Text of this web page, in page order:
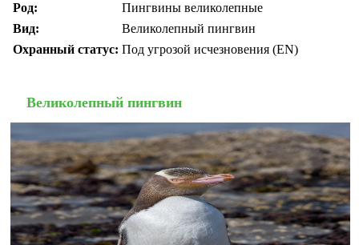
Род:
Пингвины великолепные
Вид:
Великолепный пингвин
Охранный статус: Под угрозой исчезновения (EN)
Великолепный пингвин